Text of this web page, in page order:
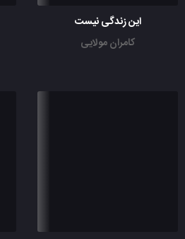
این زندگی نیست
کامران مولایی